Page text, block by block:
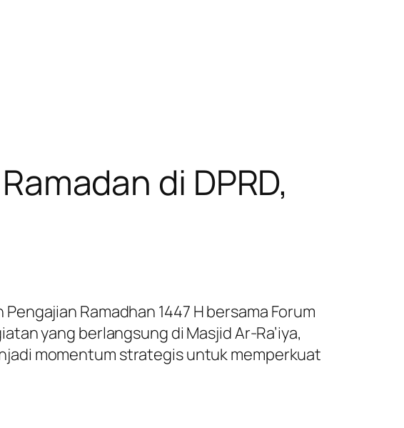
di DPRD,
Ramadhan 1447 H bersama Forum
yang berlangsung di Masjid Ar-Ra’iya,
momentum strategis untuk memperkuat